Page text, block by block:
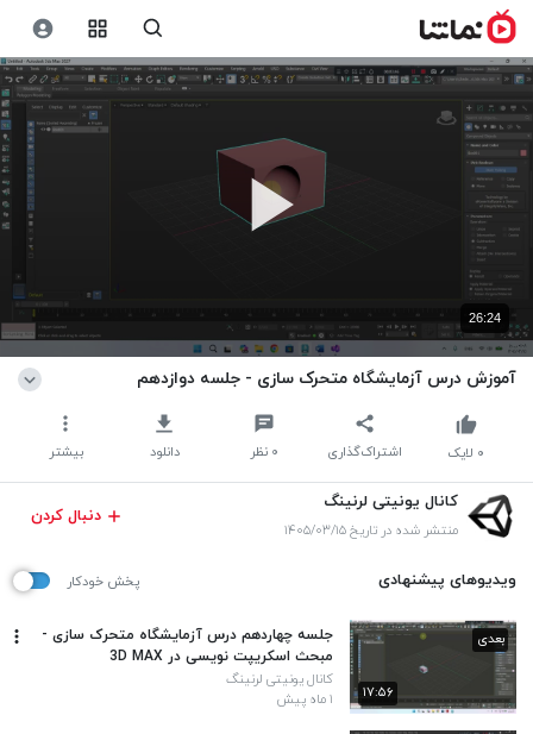
26:24
آموزش درس آزمایشگاه متحرک سازی - جلسه دوازدهم
اشتراک‌گذاری ۰ نظر دانلود بیشتر ۰ لایک
کانال یونیتی لرنینگ
منتشر شده در تاریخ ۱۴۰۵/۰۳/۱۵
دنبال کردن
ویدیوهای پیشنهادی پخش خودکار
۱۷:۵۶
بعدی
جلسه چهاردهم درس آزمایشگاه متحرک سازی -
مبحث اسکریپت نویسی در 3D MAX
کانال یونیتی لرنینگ
۱ ماه پیش